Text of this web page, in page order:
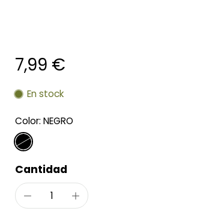
7,99 €
En stock
Color: NEGRO
Cantidad